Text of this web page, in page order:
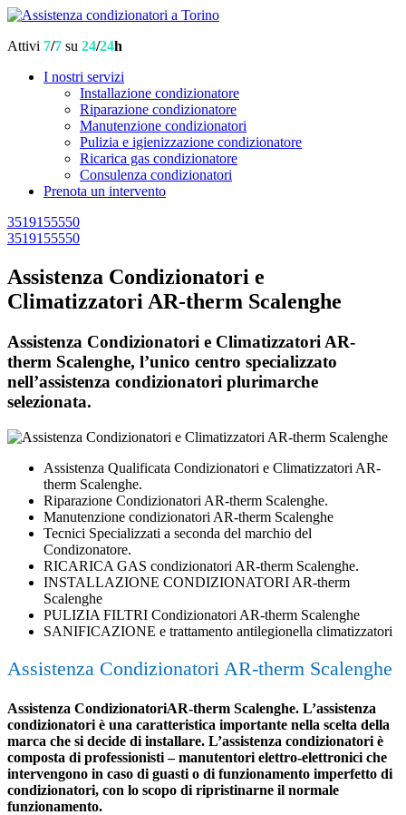
Attivi 7/7 su 24/24h
I nostri servizi
Installazione condizionatore
Riparazione condizionatore
Manutenzione condizionatori
Pulizia e igienizzazione condizionatore
Ricarica gas condizionatore
Consulenza condizionatori
Prenota un intervento
3519155550
3519155550
Assistenza Condizionatori e
Climatizzatori AR-therm Scalenghe
Assistenza Condizionatori e Climatizzatori AR-
therm Scalenghe, l’unico centro specializzato
nell’assistenza condizionatori plurimarche
selezionata.
Assistenza Qualificata Condizionatori e Climatizzatori AR-
therm Scalenghe.
Riparazione Condizionatori AR-therm Scalenghe.
Manutenzione condizionatori AR-therm Scalenghe
Tecnici Specializzati a seconda del marchio del
Condizonatore.
RICARICA GAS condizionatori AR-therm Scalenghe.
INSTALLAZIONE CONDIZIONATORI AR-therm
Scalenghe
PULIZIA FILTRI Condizionatori AR-therm Scalenghe
SANIFICAZIONE e trattamento antilegionella climatizzatori
Assistenza Condizionatori AR-therm Scalenghe
Assistenza CondizionatoriAR-therm Scalenghe. L’assistenza
condizionatori è una caratteristica importante nella scelta della
marca che si decide di installare. L’assistenza condizionatori è
composta di professionisti – manutentori elettro-elettronici che
intervengono in caso di guasti o di funzionamento imperfetto di
condizionatori, con lo scopo di ripristinarne il normale
funzionamento.